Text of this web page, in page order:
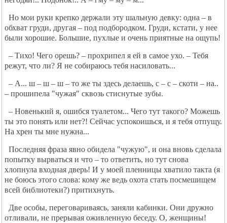
Но мои руки крепко держали эту шальную девку: одна – в
обхват груди, другая – под подбородком. Груди, кстати, у нее
были хорошие. Большие, пухлые и очень приятные на ощупь!
– Тихо! Чего орешь? – прохрипел я ей в самое ухо. – Тебя
режут, что ли? Я не собираюсь тебя насиловать...
– А... ш – ш – ш – то же ты здесь делаешь, с – с – скоти – на..
– прошипела "чужая" сквозь стиснутые зубы.
– Новенький я, ошибся туалетом... Чего тут такого? Можешь
ты это понять или нет?! Сейчас успокоишься, и я тебя отпущу.
На хрен ты мне нужна...
Последняя фраза явно обидела "чужую", и она вновь сделала
попытку вырваться и что – то ответить, но тут снова
хлопнула входная дверь! И у моей пленницы хватило такта (я
не боюсь этого слова: кому же ведь охота стать посмешищем
всей библиотеки?) притихнуть.
Две особы, переговариваясь, заняли кабинки. Они дружно
отливали, не прерывая оживленную беседу. О, женщины!